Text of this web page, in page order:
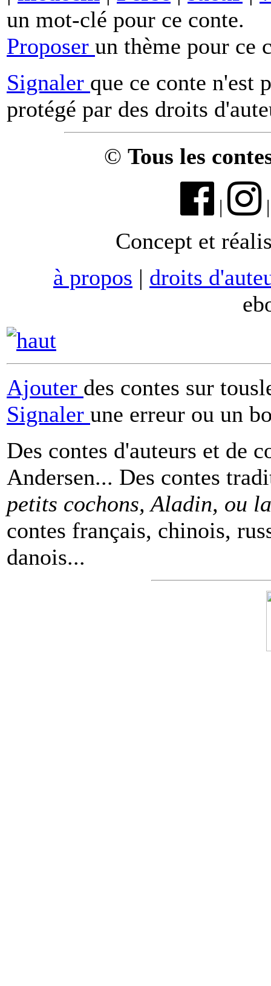
un mot-clé pour ce conte.
Proposer un thème pour ce
Signaler que ce conte n'est
protégé par des droits
© Tous les
|
Concept et
à propos | droits
Ajouter des contes sur
Signaler une erreur ou un
Des contes d'auteurs et de
Andersen... Des contes
petits cochons, Aladin, ou
contes français, chinois,
danois...